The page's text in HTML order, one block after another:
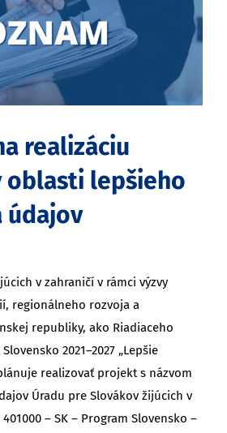
realizáciu
lepšieho
údajov
v zahraničí v rámci výzvy
regionálneho rozvoja a
republiky, ako Riadiaceho
2021–2027 „Lepšie
realizovať projekt s názvom
Úradu pre Slovákov žijúcich v
– SK – Program Slovensko –